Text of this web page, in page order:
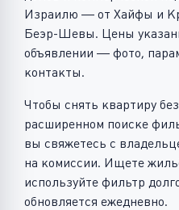
Израилю — от Хайфы и
Беэр-Шевы. Цены
объявлении — фото,
контакты.
Чтобы снять квартиру
расширенном поиске
вы свяжетесь с
на комиссии. Ищете
используйте фильтр
обновляется ежедневно.